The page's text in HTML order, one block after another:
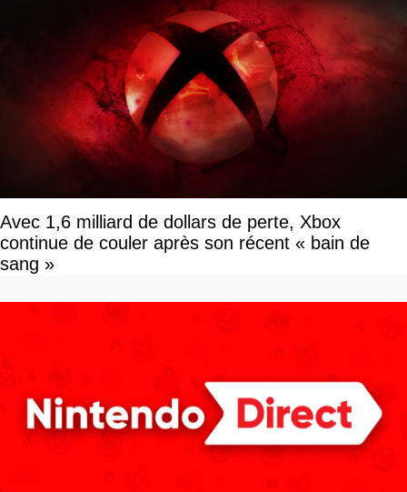
Avec 1,6 milliard de dollars de perte, Xbox
continue de couler après son récent « bain de
sang »